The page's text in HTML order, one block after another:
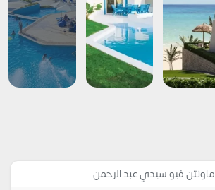
ماونتن فيو سيدي عبد الرحمن